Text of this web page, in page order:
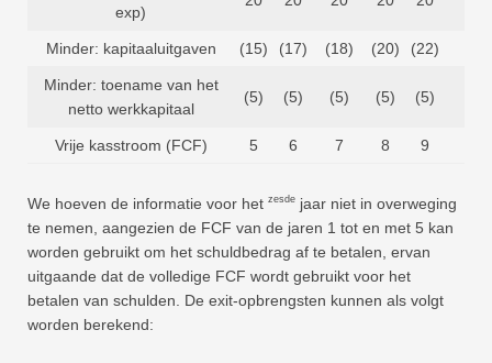
exp)
Minder: kapitaaluitgaven (15) (17) (18) (20) (22)
Minder: toename van het
netto werkkapitaal
(5) (5) (5) (5) (5)
Vrije kasstroom (FCF) 5 6 7 8 9
We hoeven de informatie voor het zesde jaar niet in overweging
te nemen, aangezien de FCF van de jaren 1 tot en met 5 kan
worden gebruikt om het schuldbedrag af te betalen, ervan
uitgaande dat de volledige FCF wordt gebruikt voor het
betalen van schulden. De exit-opbrengsten kunnen als volgt
worden berekend: